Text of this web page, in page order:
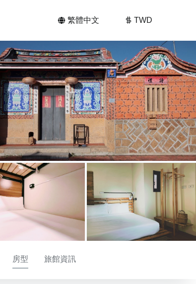
繁體中文 TWD
房型 旅館資訊